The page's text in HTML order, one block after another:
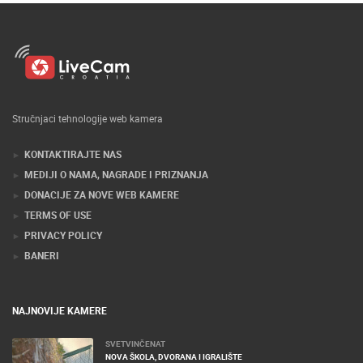
Stručnjaci tehnologije web kamera
KONTAKTIRAJTE NAS
MEDIJI O NAMA, NAGRADE I PRIZNANJA
DONACIJE ZA NOVE WEB KAMERE
TERMS OF USE
PRIVACY POLICY
BANERI
NAJNOVIJE KAMERE
SVETVINČENAT
NOVA ŠKOLA, DVORANA I IGRALIŠTE